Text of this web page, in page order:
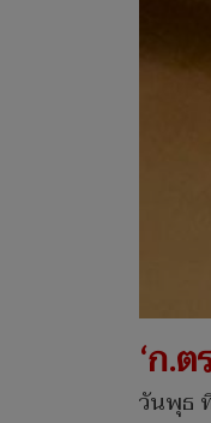
‘ก.
วันพุธ